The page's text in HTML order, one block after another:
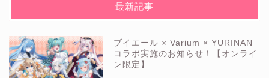
最新記事
ブイエール × Varium × YURINAN
コラボ実施のお知らせ！【オンライ
ン限定】